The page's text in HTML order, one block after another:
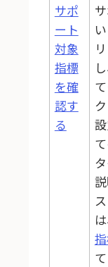
サポ
ート
対象
指標
を確
認す
る